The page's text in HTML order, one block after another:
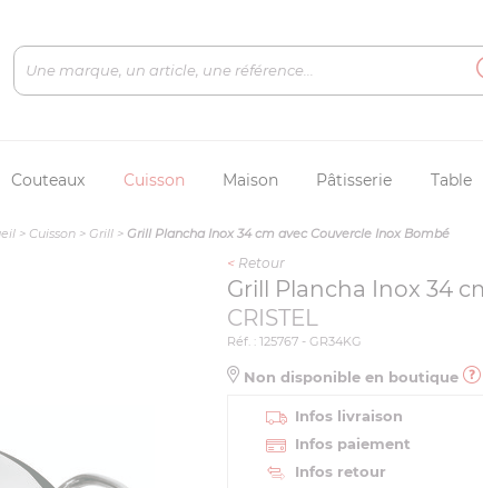
Couteaux Cuisson Maison Pâtisserie Table
> Cuisson > Grill > Grill Plancha Inox 34 cm avec Couvercle Inox Bombé
< Retour
Grill Plancha Inox 34
CRISTEL
Réf. : 125767 - GR34KG
Non disponible en boutique
Infos livraison
Infos paiement
Infos retour